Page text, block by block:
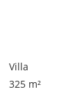
Villa
325 m²